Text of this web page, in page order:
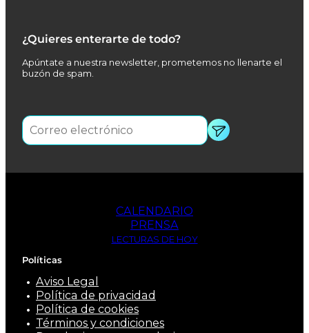
¿Quieres enterarte de todo?
Apúntate a nuestra newsletter, prometemos no llenarte el
buzón de spam.
CALENDARIO
PRENSA
LECTURAS DE HOY
Políticas
Aviso Legal
Política de privacidad
Política de cookies
Términos y condiciones